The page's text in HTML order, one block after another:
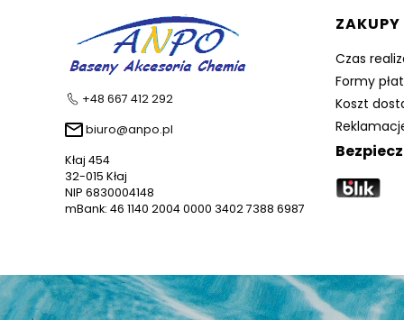
+48 667 412 292
biuro@anpo.pl
Kłaj 454
32-015 Kłaj
NIP 6830004148
mBank: 46 1140 2004 0000 3402 7388 6987
Linki
ZAKUPY
Czas
Formy
Koszt